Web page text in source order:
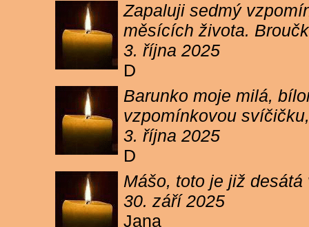
Zapaluji sedmý
měsících života.
3. října 2025
D
Barunko moje milá,
vzpomínkovou
3. října 2025
D
Mášo, toto je již
30. září 2025
Jana